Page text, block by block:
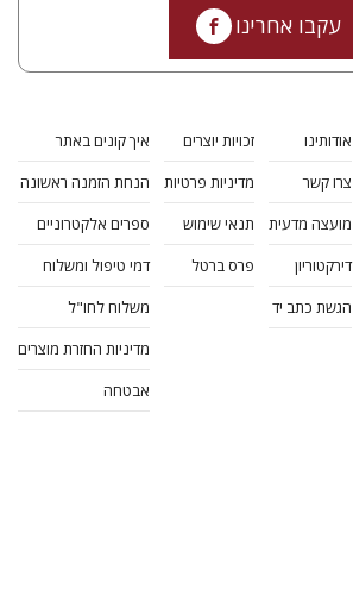
עקבו אחרינו
אודותינו
צרו קשר
מועצה מדעית
דירקטוריון
הגשת כתב יד
זכויות יוצרים
מדיניות פרטיות
תנאי שימוש
פרס ברטל
איך קונים באתר
הנחת הזמנה ראשונה
ספרים אלקטרוניים
דמי טיפול ומשלוח
משלוח לחו"ל
מדיניות החזרת מוצרים
אבטחה